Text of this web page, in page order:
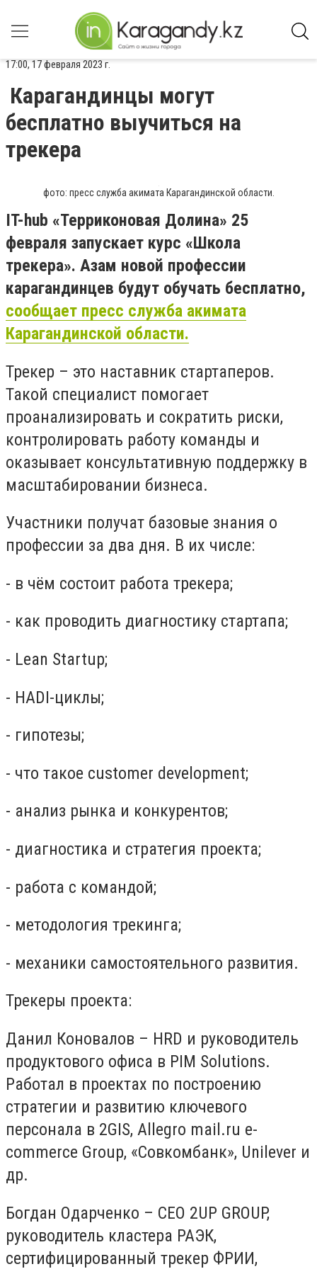
17:00, 17 февраля 2023 г.
Карагандинцы могут
бесплатно выучиться на
трекера
фото: пресс служба акимата Карагандинской области.
IT-hub «Терриконовая Долина» 25
февраля запускает курс «Школа
трекера». Азам новой профессии
карагандинцев будут обучать бесплатно,
сообщает пресс служба акимата
Карагандинской области.
Трекер – это наставник стартаперов.
Такой специалист помогает
проанализировать и сократить риски,
контролировать работу команды и
оказывает консультативную поддержку в
масштабировании бизнеса.
Участники получат базовые знания о
профессии за два дня. В их числе:
- в чём состоит работа трекера;
- как проводить диагностику стартапа;
- Lean Startup;
- HADI-циклы;
- гипотезы;
- что такое customer development;
- анализ рынка и конкурентов;
- диагностика и стратегия проекта;
- работа с командой;
- методология трекинга;
- механики самостоятельного развития.
Трекеры проекта:
Данил Коновалов – HRD и руководитель
продуктового офиса в PIM Solutions.
Работал в проектах по построению
стратегии и развитию ключевого
персонала в 2GIS, Allegro mail.ru e-
commerce Group, «Совкомбанк», Unilever и
др.
Богдан Одарченко – CEO 2UP GROUP,
руководитель кластера РАЭК,
сертифицированный трекер ФРИИ,